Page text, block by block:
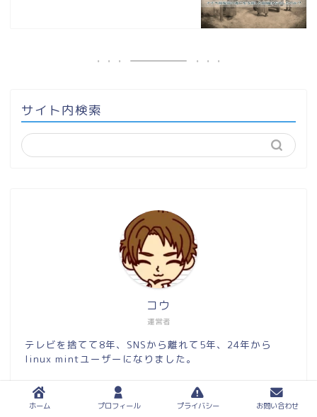
サイト内検索
運営者
コウ
テレビを捨てて8年、SNSから離れて5年、24年から
linux mintユーザーになりました。
徒然なるままに思ったことを書いてます。AIに書かせる
ことは思考の放棄である。
ホーム プロフィール プライバシー お問い合わせ